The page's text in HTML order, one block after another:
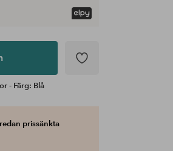
- Färg: Blå
prissänkta